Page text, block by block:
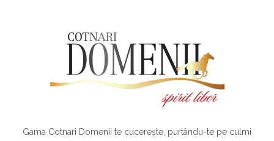
Gama Cotnari Domenii te cucereşte, purtându-te pe culmi